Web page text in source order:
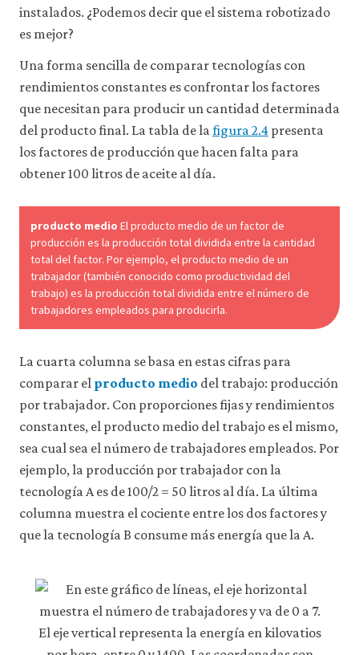
instalados. ¿Podemos decir que el sistema robotizado
es mejor?
Una forma sencilla de comparar tecnologías con
rendimientos constantes es confrontar los factores
que necesitan para producir un cantidad determinada
del producto final. La tabla de la figura 2.4 presenta
los factores de producción que hacen falta para
obtener 100 litros de aceite al día.
producto medio El producto medio de un factor de
producción es la producción total dividida entre la cantidad
total del factor. Por ejemplo, el producto medio de un
trabajador (también conocido como productividad del
trabajo) es la producción total dividida entre el número de
trabajadores empleados para producirla.
La cuarta columna se basa en estas cifras para
comparar el producto medio del trabajo: producción
por trabajador. Con proporciones fijas y rendimientos
constantes, el producto medio del trabajo es el mismo,
sea cual sea el número de trabajadores empleados. Por
ejemplo, la producción por trabajador con la
tecnología A es de 100/2 = 50 litros al día. La última
columna muestra el cociente entre los dos factores y
que la tecnología B consume más energía que la A.